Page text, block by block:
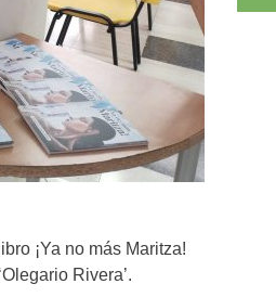
¡Ya no más Maritza!
Rivera’.